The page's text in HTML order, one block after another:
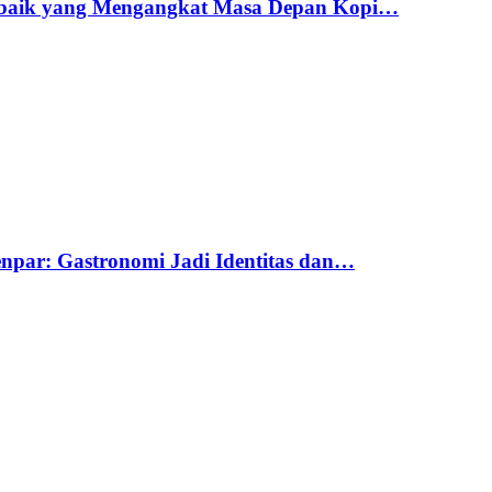
yang Mengangkat Masa Depan Kopi…
Gastronomi Jadi Identitas dan…